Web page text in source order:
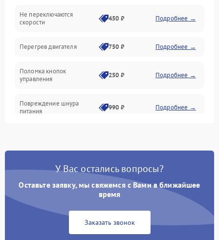
Электроника
Не переключаются
скорости
450 ₽ Подробнее →
Перегрев двигателя 750 ₽ Подробнее →
Поломка кнопок
управления
250 ₽ Подробнее →
Повреждение шнура
питания
990 ₽ Подробнее →
Не ключается вытяжка 550 ₽ Подробнее →
конденсатора
1000 ₽ Подробнее →
1000 ₽ Подробнее →
У Вас остались вопросы?
Оставьте заявку, мы свяжемся с Вами в ближайшее
время
Заказать звонок